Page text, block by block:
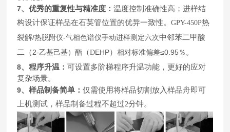
7、优秀的重复性与精准度：温度控制准确性高；进样结
构设计保证样品在石英管位置的优异一致性。GPY-450P热
裂解/热脱附仪-气相色谱仪手动进样测定六次中邻苯二甲酸
二（2-乙基己基）酯 （DEHP）相对标准偏差≤0.95 ％ 。
8、程序升温：可设置多阶梯程序升温功能，更好的应对
复杂场景。
9、样品制备简单：仅需使用将样品切割放入样品舟即可
上机测试，样品制备过程不超过2分钟。